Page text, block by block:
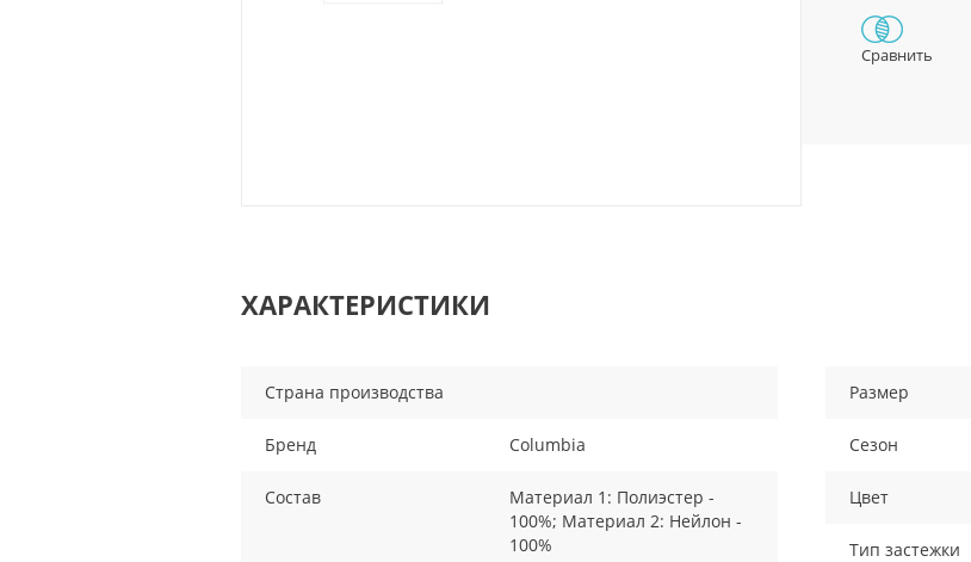
Сравнить
ХАРАКТЕРИСТИКИ
Страна производства
Бренд Columbia
Состав
Материал 1: Полиэстер -
100%; Материал 2: Нейлон -
100%
Размер
Сезон
Цвет
Тип застежки